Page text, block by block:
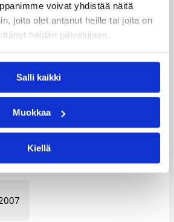
voivat yhdistää näitä
joita olet antanut heille tai joita on
heidän palvelujaan.
Salli kaikki
Muokkaa
Kiellä
–
Huim
a
1
5:
0
0
Karhulan
liikuntahalli
1
6:
0
0
Malmin
naisten_sm-sarja/